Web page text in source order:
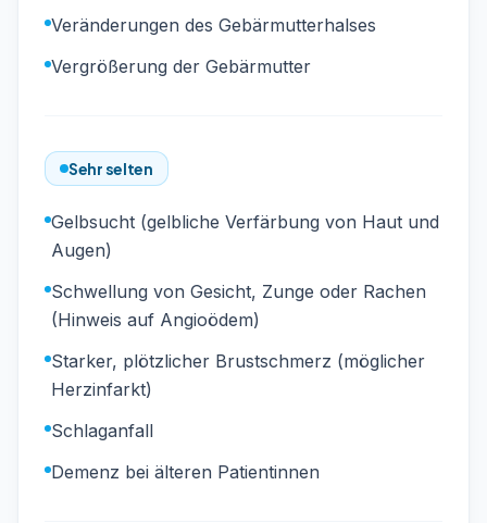
Veränderungen des Gebärmutterhalses
Vergrößerung der Gebärmutter
Sehr selten
Gelbsucht (gelbliche Verfärbung von Haut und
Augen)
Schwellung von Gesicht, Zunge oder Rachen
(Hinweis auf Angioödem)
Starker, plötzlicher Brustschmerz (möglicher
Herzinfarkt)
Schlaganfall
Demenz bei älteren Patientinnen